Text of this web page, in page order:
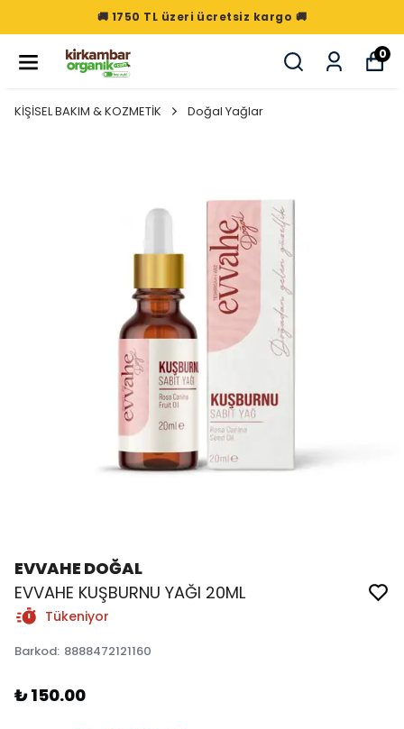
🚚 1750 TL üzeri ücretsiz kargo 🚚
0
KİŞİSEL BAKIM & KOZMETİK Doğal Yağlar
EVVAHE DOĞAL
EVVAHE KUŞBURNU YAĞI 20ML
Tükeniyor
Barkod: 8888472121160
₺ 150.00